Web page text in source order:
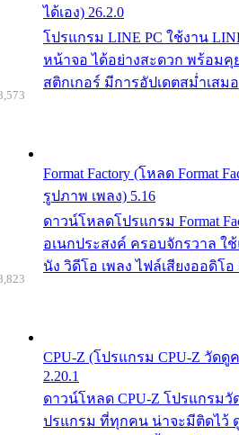
ได้เอง) 26.2.0
โปรแกรม LINE PC ใช้งาน
หน้าจอ ได้อย่างสะดวก พร้อมคุ
สติกเกอร์ มีการอัปเดตสม่ำเสมอ
Format Factory (โหลด Format
รูปภาพ เพลง) 5.16
ดาวน์โหลดโปรแกรม Format
อเนกประสงค์ ครอบจักรวาล ใ
นัง วิดีโอ เพลง ไฟล์เสียงออดิโอ
CPU-Z (โปรแกรม CPU-Z วัดดู
2.20.1
ดาวน์โหลด CPU-Z โปรแกรมวั
ปรแกรม ที่ทุกคน น่าจะมีติดไว้ ดู